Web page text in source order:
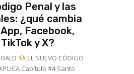
Penal y las
¿qué cambia
Facebook,
y X?
EL NUEVO CÓDIGO
Capítulo #4 Santo